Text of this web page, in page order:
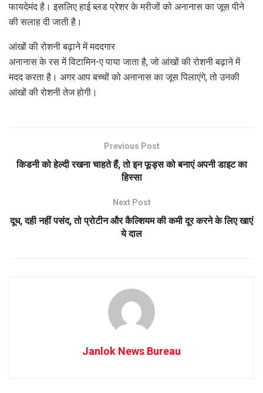
फायदेमंद है। इसलिए हाई ब्लड प्रेशर के मरीजों को अनानास का जूस पीने
की सलाह दी जाती है।
आंखों की रोशनी बढ़ाने में मददगार
अनानास के रस में विटामिन-ए पाया जाता है, जो आंखों की रोशनी बढ़ाने में
मदद करता है। अगर आप बच्चों को अनानास का जूस पिलाएंगे, तो उनकी
आंखों की रोशनी तेज होगी।
Previous Post
किडनी को हेल्दी रखना चाहते हैं, तो इन फूड्स को बनाएं अपनी डाइट का
हिस्सा
Next Post
दूध, दही नहीं पसंद, तो प्रोटीन और कैल्शियम की कमी दूर करने के लिए खाएं
ये दाल
Janlok News Bureau